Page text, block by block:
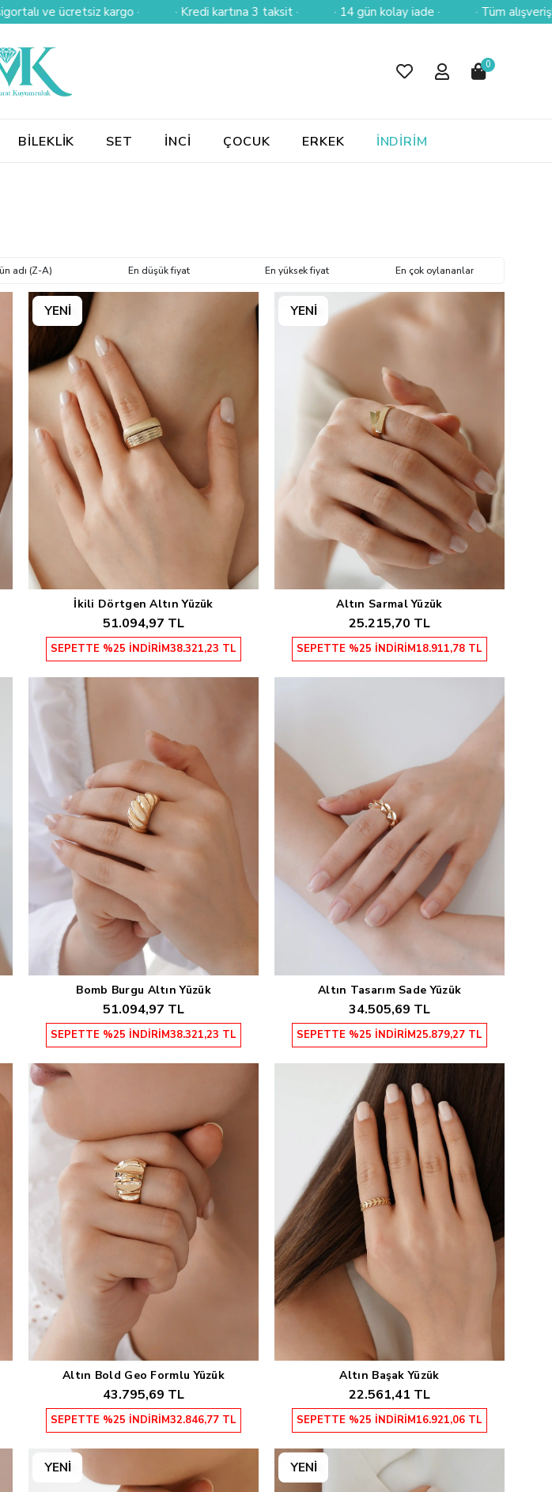
· · Kredi kartına 3 taksit · · 14 gün kolay iade · · Tüm alışverişlerinizde sigortalı ve
0
BİLEKLİK SET İNCİ ÇOCUK ERKEK İNDİRİM
adı (Z-A) En düşük fiyat En yüksek fiyat En çok oylananlar
Sepete Ekle
İkili Dörtgen Altın Yüzük
51.094,97 TL
SEPETTE %25 İNDİRİM38.321,23 TL
Sepete Ekle
Altın Sarmal Yüzük
25.215,70 TL
SEPETTE %25 İNDİRİM18.911,78 TL
Sepete Ekle
Bomb Burgu Altın Yüzük
51.094,97 TL
SEPETTE %25 İNDİRİM38.321,23 TL
Sepete Ekle
Altın Tasarım Sade Yüzük
34.505,69 TL
SEPETTE %25 İNDİRİM25.879,27 TL
Sepete Ekle
Altın Bold Geo Formlu Yüzük
43.795,69 TL
SEPETTE %25 İNDİRİM32.846,77 TL
Sepete Ekle
Altın Başak Yüzük
22.561,41 TL
SEPETTE %25 İNDİRİM16.921,06 TL